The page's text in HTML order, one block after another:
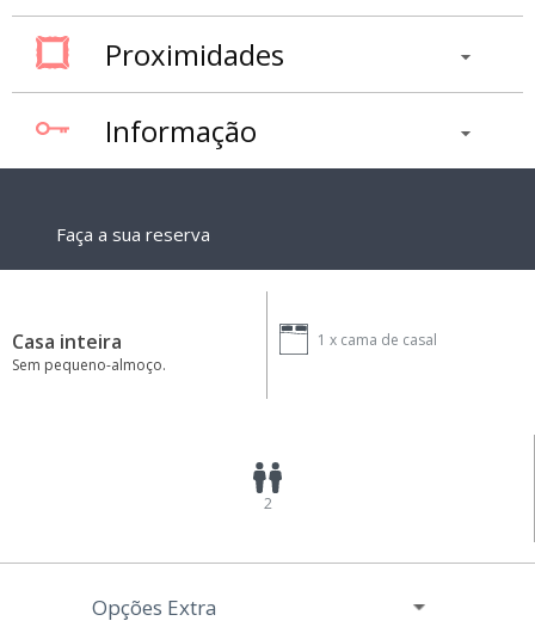
Proximidades
Informação
Faça a sua reserva
Casa inteira
Sem pequeno-almoço.
1 x cama de casal
2
Opções Extra